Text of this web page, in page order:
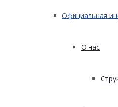
Официальная
О нас